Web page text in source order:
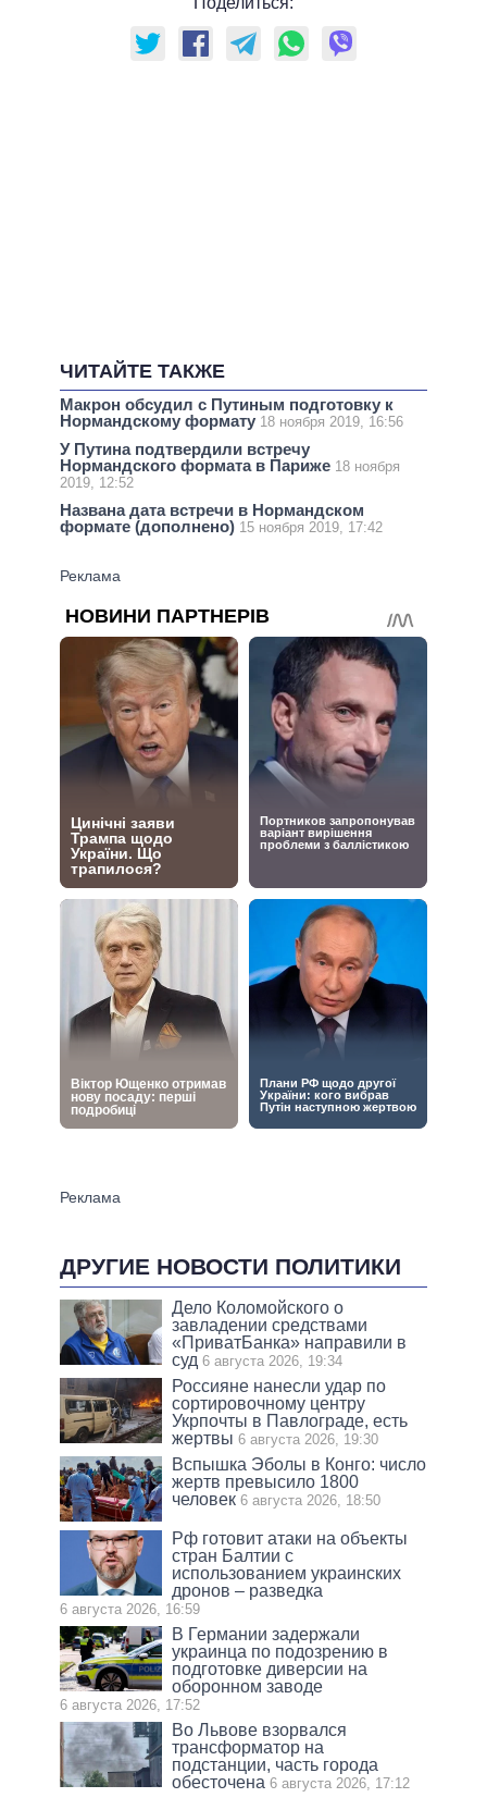
ЧИТАЙТЕ ТАКЖЕ
Макрон обсудил с Путиным подготовку к
Нормандскому формату 18 ноября 2019, 16:56
У Путина подтвердили встречу
Нормандского формата в Париже 18 ноября
2019, 12:52
Названа дата встречи в Нормандском
формате (дополнено) 15 ноября 2019, 17:42
ДРУГИЕ НОВОСТИ ПОЛИТИКИ
Дело Коломойского о
завладении средствами
«ПриватБанка» направили в
суд 6 августа 2026, 19:34
Россияне нанесли удар по
сортировочному центру
Укрпочты в Павлограде, есть
жертвы 6 августа 2026, 19:30
Вспышка Эболы в Конго: число
жертв превысило 1800
человек 6 августа 2026, 18:50
Рф готовит атаки на объекты
стран Балтии с
использованием украинских
дронов – разведка
6 августа 2026, 16:59
В Германии задержали
украинца по подозрению в
подготовке диверсии на
оборонном заводе
6 августа 2026, 17:52
Во Львове взорвался
трансформатор на
подстанции, часть города
обесточена 6 августа 2026, 17:12